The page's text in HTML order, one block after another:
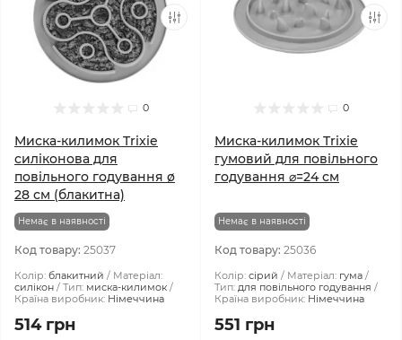
0
Миска-килимок Trixie
силіконова для
повільного годування ø
28 см (блакитна)
Немає в наявності
Код товару: 25037
Колір: блакитний
Матеріал:
силікон
Тип: миска-килимок
Країна виробник: Німеччина
514 грн
0
Миска-килимок Trixie
гумовий для повільного
годування ⌀=24 см
Немає в наявності
Код товару: 25036
Колір: сірий Матеріал: гума
Тип: для повільного годування
Країна виробник: Німеччина
551 грн